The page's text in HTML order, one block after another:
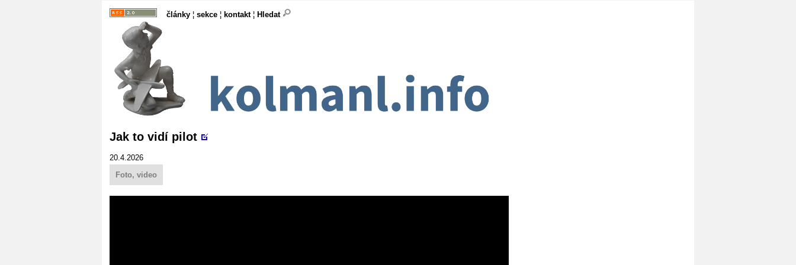
články ¦ sekce ¦ kontakt¦ Hledat
Jak to vidí pilot
20.4.2026
Foto, video